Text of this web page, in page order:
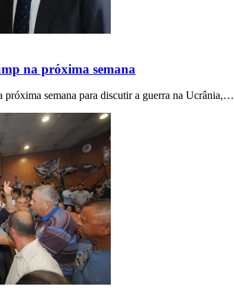
na próxima semana
próxima semana para discutir a guerra na Ucrânia,…